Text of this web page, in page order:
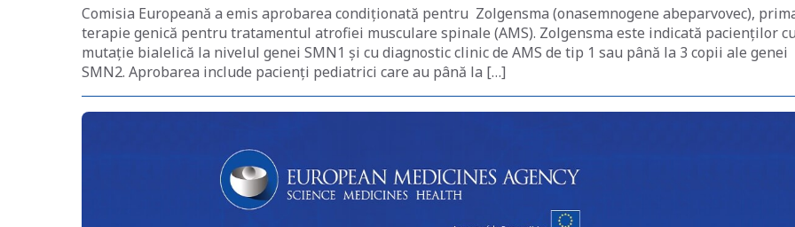
Comisia Europeană a emis aprobarea condiționată pentru Zolgensma (onasemnogene abeparvovec),
terapie genică pentru tratamentul atrofiei musculare spinale (AMS). Zolgensma este indicată pacienților
mutație bialelică la nivelul genei SMN1 și cu diagnostic clinic de AMS de tip 1 sau până la 3 copii ale genei
SMN2. Aprobarea include pacienți pediatrici care au până la […]